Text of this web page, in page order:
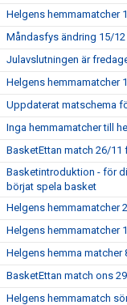
Helgens hemmamatcher
Måndasfys ändring 15/12
Julavslutningen är
Helgens hemmamatcher
Uppdaterat matschema
Inga hemmamatcher till
BasketEttan match 26/11
Basketintroduktion - för
börjat spela basket
Helgens hemmamatcher
Helgens hemmamatcher
Helgens hemma matcher
BasketEttan match ons
Helgens hemmamatch